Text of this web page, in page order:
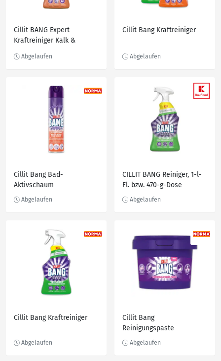
Cillit BANG Expert
Kraftreiniger Kalk &
Cillit Bang Kraftreiniger
Cillit Bang Bad-
Aktivschaum
CILLIT BANG Reiniger, 1-l-
Fl. bzw. 470-g-Dose
Cillit Bang Kraftreiniger
Cillit Bang
Reinigungspaste